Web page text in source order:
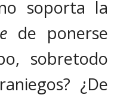
soporta la
de ponerse
sobretodo
¿De